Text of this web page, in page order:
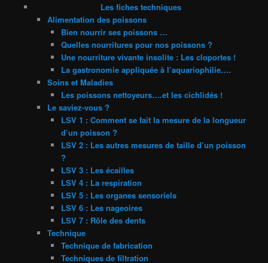
Les fiches techniques
Alimentation des poissons
Bien nourrir ses poissons …
Quelles nourritures pour nos poissons ?
Une nourriture vivante insolite : Les cloportes !
La gastronomie appliquée à l’aquariophilie….
Soins et Maladies
Les poissons nettoyeurs….et les cichlidés !
Le saviez-vous ?
LSV 1 : Comment se fait la mesure de la longueur
d’un poisson ?
LSV 2 : Les autres mesures de taille d’un poisson
?
LSV 3 : Les écailles
LSV 4 : La respiration
LSV 5 : Les organes sensoriels
LSV 6 : Les nageoires
LSV 7 : Rôle des dents
Technique
Technique de fabrication
Techniques de filtration